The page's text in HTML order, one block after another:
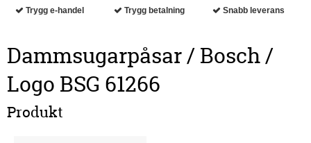
Trygg e-handel Trygg betalning Snabb leverans
Dammsugarpåsar / Bosch /
Logo BSG 61266
Produkt